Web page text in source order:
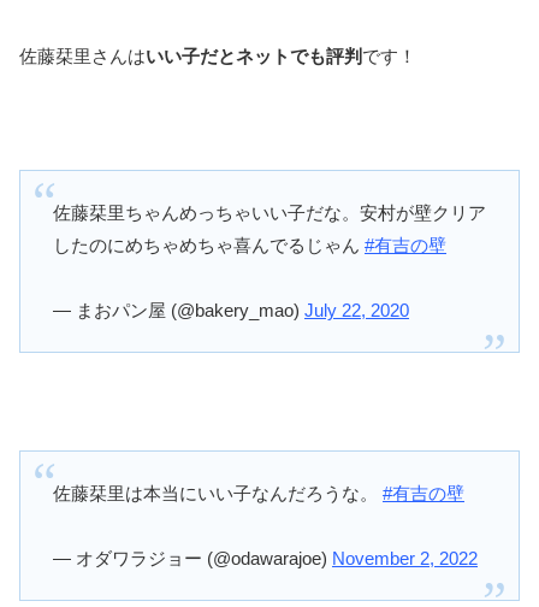
佐藤栞里さんはいい子だとネットでも評判 です！
佐藤栞里ちゃんめっちゃいい子だな。安村が壁クリア
したのにめちゃめちゃ喜んでるじゃん #有吉の壁
— まおパン屋 (@bakery_mao) July 22, 2020
佐藤栞里は本当にいい子なんだろうな。 #有吉の壁
— オダワラジョー (@odawarajoe) November 2, 2022